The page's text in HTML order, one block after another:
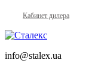
Кабинет дилера
info@stalex.ua